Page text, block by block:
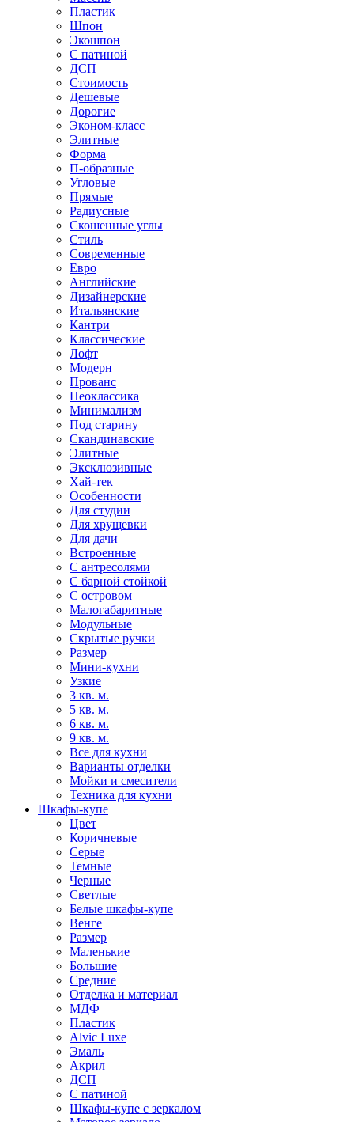
Пластик
Шпон
Экошпон
С патиной
ДСП
Стоимость
Дешевые
Дорогие
Эконом-класс
Элитные
Форма
П-образные
Угловые
Прямые
Радиусные
Скошенные углы
Стиль
Современные
Евро
Английские
Дизайнерские
Итальянские
Кантри
Классические
Лофт
Модерн
Прованс
Неоклассика
Минимализм
Под старину
Скандинавские
Элитные
Эксклюзивные
Хай-тек
Особенности
Для студии
Для хрущевки
Для дачи
Встроенные
С антресолями
С барной стойкой
С островом
Малогабаритные
Модульные
Скрытые ручки
Размер
Мини-кухни
Узкие
3 кв. м.
5 кв. м.
6 кв. м.
9 кв. м.
Все для кухни
Варианты отделки
Мойки и смесители
Техника для кухни
Шкафы-купе
Цвет
Коричневые
Серые
Темные
Черные
Светлые
Белые шкафы-купе
Венге
Размер
Маленькие
Большие
Средние
Отделка и материал
МДФ
Пластик
Alvic Luxe
Эмаль
Акрил
ДСП
С патиной
Шкафы-купе с зеркалом